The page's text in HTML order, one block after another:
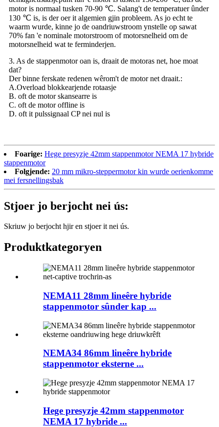
motor is normaal tusken 70-90 ℃. Salang't de temperatuer ûnder
130 ℃ is, is der oer it algemien gjin probleem. As jo ​​echt te
waarm wurde, kinne jo de oandriuwstroom ynstelle op sawat
70% fan 'e nominale motorstroom of motorsnelheid om de
motorsnelheid wat te ferminderjen.
3. As de stappenmotor oan is, draait de motoras net, hoe moat
dat?
Der binne ferskate redenen wêrom't de motor net draait.:
A.Overload blokkearjende rotaasje
B. oft de motor skansearre is
C. oft de motor offline is
D. oft it pulssignaal CP nei nul is
Foarige: Hege presyzje 42mm stappenmotor NEMA 17 hybride
stappenmotor
Folgjende: 20 mm mikro-steppermotor kin wurde oerienkomme
mei fersnellingsbak
Stjoer jo berjocht nei ús:
Skriuw jo berjocht hjir en stjoer it nei ús.
Produktkategoryen
NEMA11 28mm lineêre hybride
stappenmotor sûnder kap ...
NEMA34 86mm lineêre hybride
stappenmotor eksterne ...
Hege presyzje 42mm stappenmotor
NEMA 17 hybride ...